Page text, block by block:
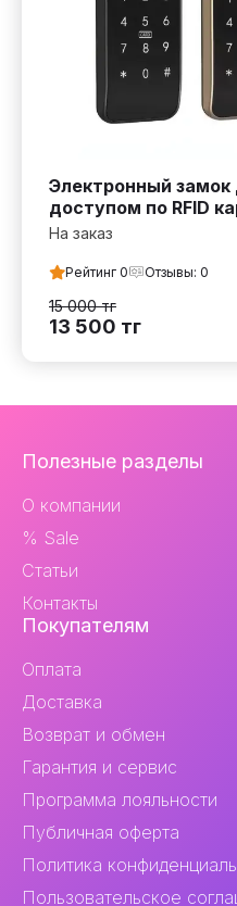
Электронный
доступом по RFID
На заказ
Рейтинг 0 Отзывы: 0
15 000тг
13 500 тг
Навигация
контакты
Полезные разделы
О компании
% Sale
Статьи
Контакты
Покупателям
Оплата
Доставка
Возврат и обмен
Гарантия и сервис
Программа лояльности
Публичная оферта
Политика
Пользовательское